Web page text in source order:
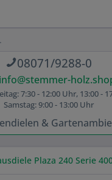
08071/9288-0
info@stemmer-
7:30 - 12:00 Uhr, 13:00 -
Samstag: 9:00 - 13:00 Uhr
&
Plaza 240 Serie